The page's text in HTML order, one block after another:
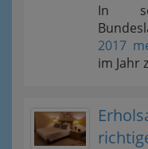
In
2017
im Jahr